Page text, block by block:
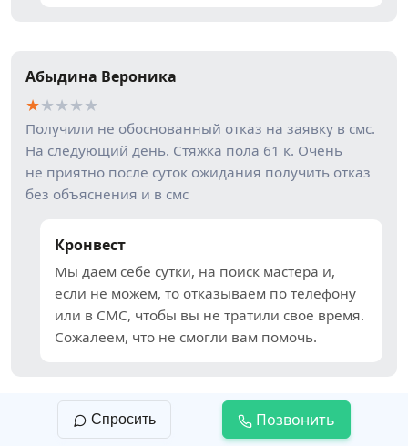
Абыдина Вероника
★★★★★
Получили не обоснованный отказ на заявку в смс.
На следующий день. Стяжка пола 61 к. Очень
не приятно после суток ожидания получить отказ
без объяснения и в смс
Кронвест
Мы даем себе сутки, на поиск мастера и,
если не можем, то отказываем по телефону
или в СМС, чтобы вы не тратили свое время.
Сожалеем, что не смогли вам помочь.
Наталия
Спросить Позвонить